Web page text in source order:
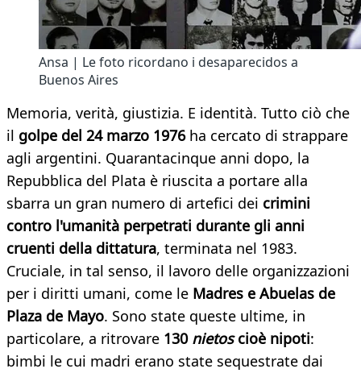
Ansa | Le foto ricordano i desaparecidos a
Buenos Aires
Memoria, verità, giustizia. E identità. Tutto ciò che
il golpe del 24 marzo 1976ha cercato di strappare
agli argentini. Quarantacinque anni dopo, la
Repubblica del Plata è riuscita a portare alla
sbarra un gran numero di artefici dei crimini
contro l'umanità perpetrati durante gli anni
cruenti della dittatura, terminata nel 1983.
Cruciale, in tal senso, il lavoro delle organizzazioni
per i diritti umani, come le Madres e Abuelas de
Plaza de Mayo. Sono state queste ultime, in
particolare, a ritrovare 130 nietoscioè nipoti:
bimbi le cui madri erano state sequestrate dai